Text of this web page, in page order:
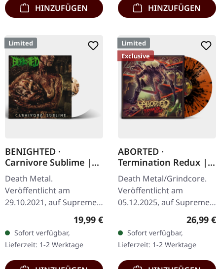
HINZUFÜGEN HINZUFÜGEN
Limited
BENIGHTED ·
Carnivore Sublime |
WHITE LP
Death Metal.
Veröffentlicht am
29.10.2021, auf Supreme
Chaos Records. Weißes
Vinyl. Neuauflage als
hochwertiges Vinyl mit
Original Splatter…
Regulärer Preis:
19,99 €
Sofort verfügbar,
Lieferzeit: 1-2 Werktage
Limited
Exclusive
ABORTED ·
Termination Redux |
ORANGE/BLACK
SPLATTER LP
Death Metal/Grindcore.
Veröffentlicht am
05.12.2025, auf Supreme
Orangenes Vinyl mit
schwarzen Splattern -
"Slash Splatter Vinyl".…
26,99 €
Sofort verfügbar,
Lieferzeit: 1-2 Werktage